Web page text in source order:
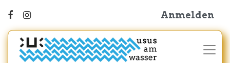
Anmelden